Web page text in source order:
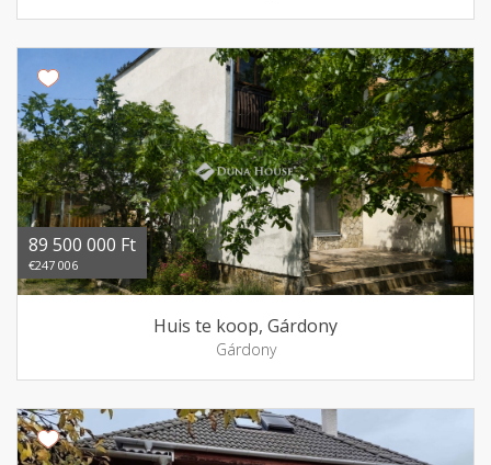
89 500 000 Ft
€247 006
Huis te koop, Gárdony
Gárdony